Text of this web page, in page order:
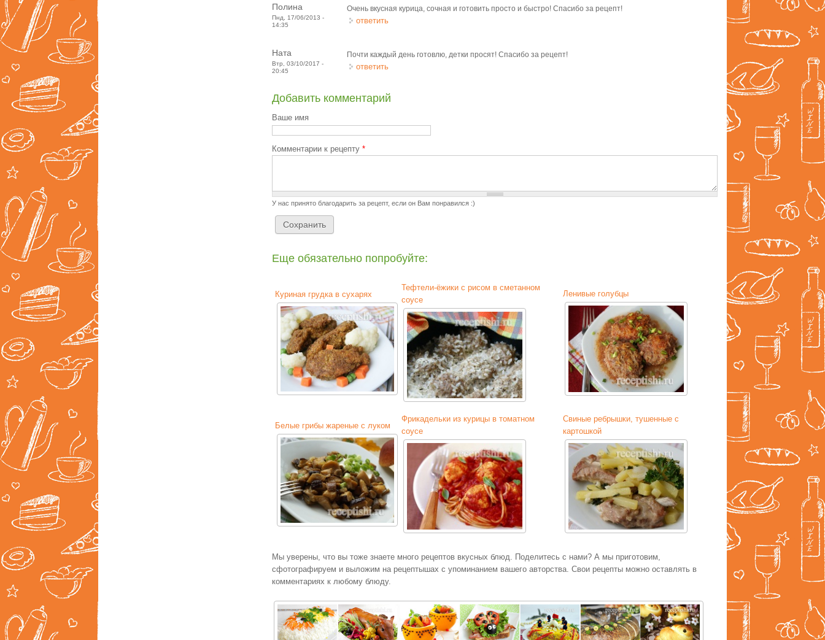
Полина
Пнд, 17/06/2013 -
14:35
Очень вкусная курица, сочная и готовить просто и быстро! Спасибо за рецепт!
ответить
Ната
Втр, 03/10/2017 -
20:45
Почти каждый день готовлю, детки просят! Спасибо за рецепт!
ответить
Добавить комментарий
Ваше имя
Комментарии к рецепту*
У нас принято благодарить за рецепт, если он Вам понравился :)
Еще обязательно попробуйте:
Куриная грудка в сухарях
Тефтели-ёжики с рисом в сметанном
соусе
Ленивые голубцы
Белые грибы жареные с луком
Фрикадельки из курицы в томатном
соусе
Свиные ребрышки, тушенные с
картошкой
Мы уверены, что вы тоже знаете много рецептов вкусных блюд. Поделитесь с нами? А мы приготовим,
сфотографируем и выложим на рецептышах с упоминанием вашего авторства. Свои рецепты можно оставлять в
комментариях к любому блюду.